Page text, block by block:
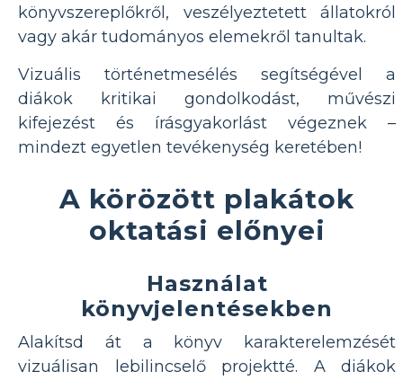
könyvszereplőkről, veszélyeztetett állatokról
vagy akár tudományos elemekről tanultak.
Vizuális történetmesélés segítségével a
diákok kritikai gondolkodást, művészi
kifejezést és írásgyakorlást végeznek –
mindezt egyetlen tevékenység keretében!
A körözött plakátok
oktatási előnyei
Használat
könyvjelentésekben
Alakítsd át a könyv karakterelemzését
vizuálisan lebilincselő projektté. A diákok